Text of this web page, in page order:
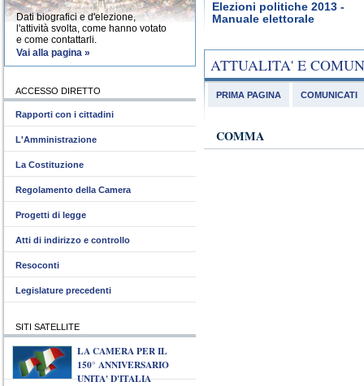
Elezioni politiche 2013 -
Manuale elettorale
ATTUALITA' E
PRIMA PAGINA COMUNICATI
COMMA
Dati biografici e d'elezione,
l'attività svolta, come hanno votato
e come contattarli.
Vai alla pagina »
ACCESSO DIRETTO
Rapporti con i cittadini
L'Amministrazione
La Costituzione
Regolamento della Camera
Progetti di legge
Atti di indirizzo e controllo
Resoconti
Legislature precedenti
SITI SATELLITE
LA CAMERA PER IL
150° ANNIVERSARIO
UNITA' D'ITALIA